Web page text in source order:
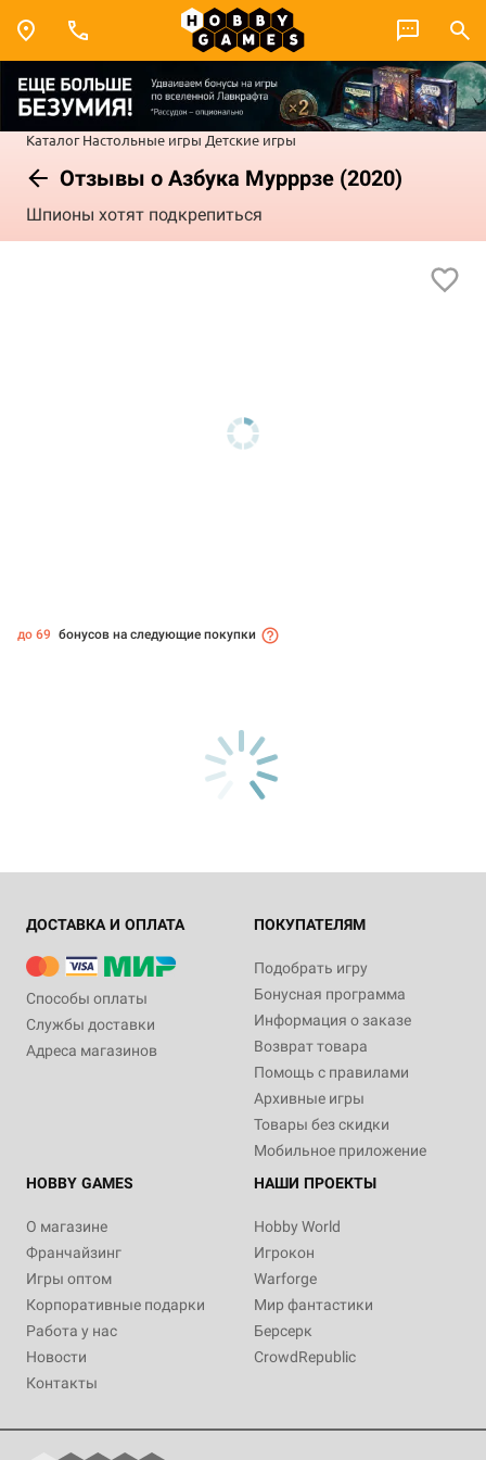
Каталог Настольные игры Детские игры
Отзывы о Азбука Мурррзе (2020)
Шпионы хотят подкрепиться
до 69 бонусов на следующие покупки
ДОСТАВКА И ОПЛАТА
Способы оплаты
Службы доставки
Адреса магазинов
ПОКУПАТЕЛЯМ
Подобрать игру
Бонусная программа
Информация о заказе
Возврат товара
Помощь с правилами
Архивные игры
Товары без скидки
Мобильное приложение
HOBBY GAMES
О магазине
Франчайзинг
Игры оптом
Корпоративные подарки
Работа у нас
Новости
Контакты
НАШИ ПРОЕКТЫ
Hobby World
Игрокон
Warforge
Мир фантастики
Берсерк
CrowdRepublic